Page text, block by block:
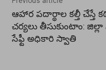
ఆహార పదార్థాల కల్తీ చేస్తే
చర్యలు తీసుకుంటాం: జిల్లా
సేఫ్టీ అధికారి స్వాతి